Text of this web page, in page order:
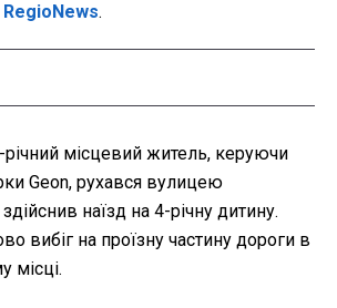
RegioNews.
річний місцевий житель, керуючи
Geon, рухався вулицею
наїзд на 4-річну дитину.
вибіг на проїзну частину дороги в
місці.